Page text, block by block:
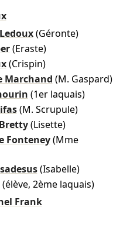
(Géronte)
(Eraste)
(Crispin)
Marchand (M. Gaspard)
(1er laquais)
(M. Scrupule)
(Lisette)
Fonteney (Mme
(Isabelle)
(élève, 2ème laquais)
Frank